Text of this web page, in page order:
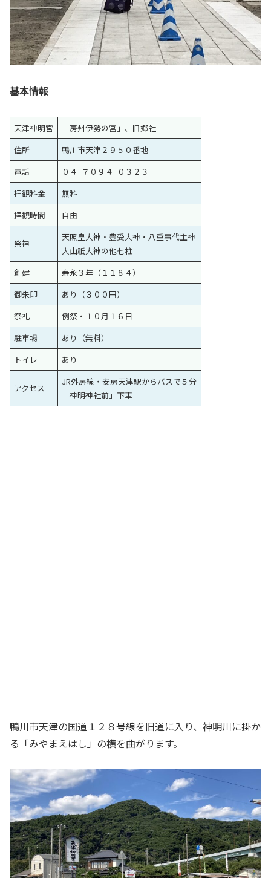
基本情報
天津神明宮
「房州伊勢の宮」、旧郷社
住所
鴨川市天津２９５０番地
電話
０４−７０９４−０３２３
拝観料金
無料
拝観時間
自由
祭神
天照皇大神・豊受大神・八重事代主神
大山祇大神の他七柱
創建
寿永３年（１１８４）
御朱印
あり（３００円）
祭礼
例祭・１０月１６日
駐車場
あり（無料）
トイレ
あり
アクセス
JR外房線・安房天津駅からバスで５分
「神明神社前」下車
鴨川市天津の国道１２８号線を旧道に入り、神明川に掛か
る「みやまえはし」の横を曲がります。